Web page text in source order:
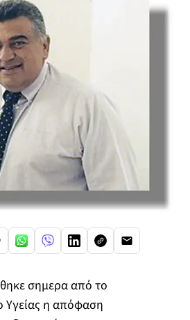
σημερα από το
Υγείας η απόφαση